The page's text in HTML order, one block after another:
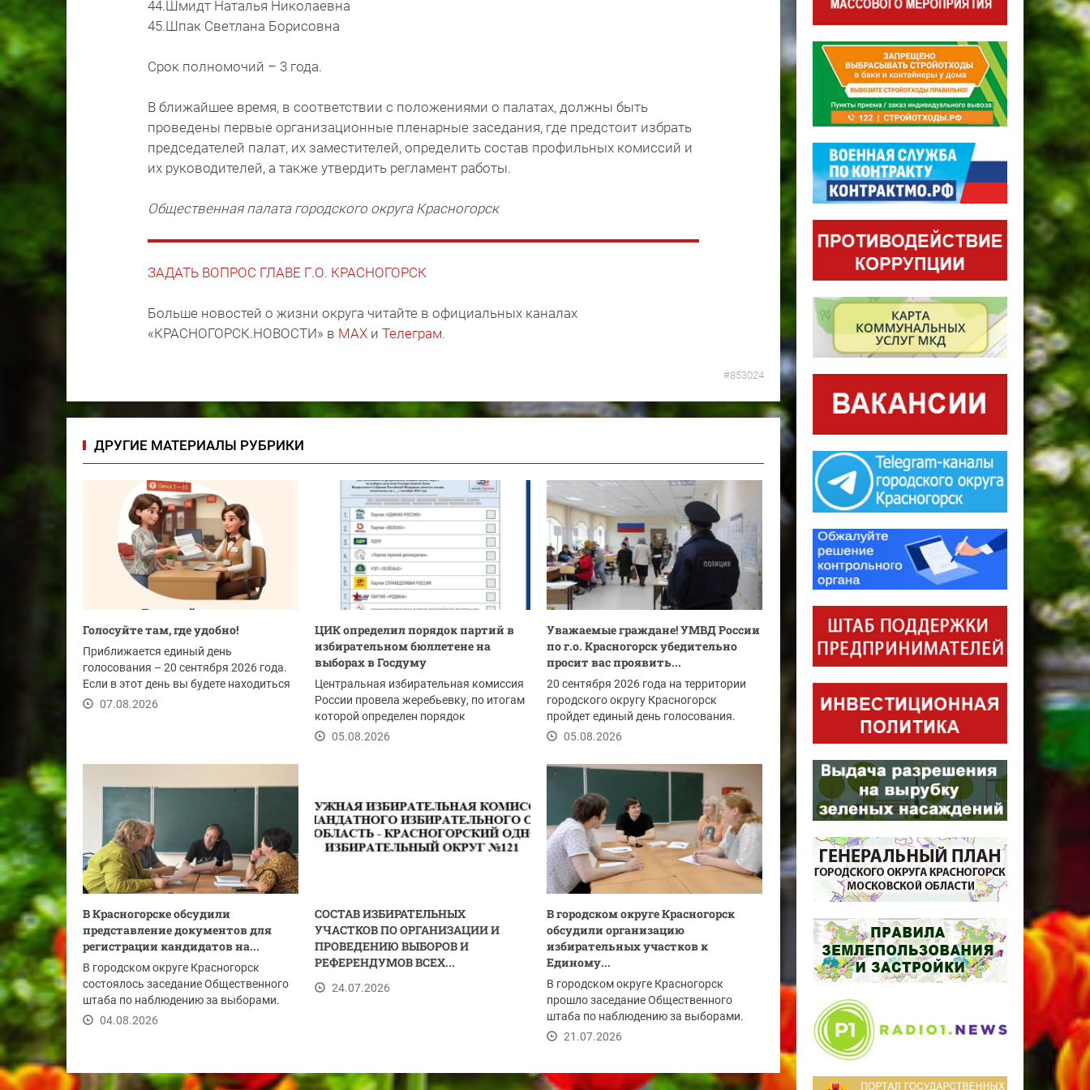
44.Шмидт Наталья Николаевна
45.Шпак Светлана Борисовна
Срок полномочий – 3 года.
В ближайшее время, в соответствии с положениями о палатах, должны быть
проведены первые организационные пленарные заседания, где предстоит избрать
председателей палат, их заместителей, определить состав профильных комиссий и
их руководителей, а также утвердить регламент работы.
Общественная палата городского округа Красногорск
ЗАДАТЬ ВОПРОС ГЛАВЕ Г.О. КРАСНОГОРСК
Больше новостей о жизни округа читайте в официальных каналах
«КРАСНОГОРСК.НОВОСТИ» в MAX и Телеграм.
#853024
ДРУГИЕ МАТЕРИАЛЫ РУБРИКИ
Голосуйте там, где удобно!
Приближается единый день
голосования – 20 сентября 2026 года.
Если в этот день вы будете находиться
не по месту...
07.08.2026
ЦИК определил порядок партий в
избирательном бюллетене на
выборах в Госдуму
Центральная избирательная комиссия
России провела жеребьевку, по итогам
которой определен порядок
размещения...
05.08.2026
Уважаемые граждане! ​УМВД России
по г.о. Красногорск убедительно
просит вас проявить...
20 сентября 2026 года на территории
городского округу Красногорск
пройдет единый день голосования.
05.08.2026
В Красногорске обсудили
представление документов для
регистрации кандидатов на...
В городском округе Красногорск
состоялось заседание Общественного
штаба по наблюдению за выборами.
Участники...
04.08.2026
СОСТАВ ИЗБИРАТЕЛЬНЫХ
УЧАСТКОВ ПО ОРГАНИЗАЦИИ И
ПРОВЕДЕНИЮ ВЫБОРОВ И
РЕФЕРЕНДУМОВ ВСЕХ...
24.07.2026
В городском округе Красногорск
обсудили организацию
избирательных участков к
Единому...
В городском округе Красногорск
прошло заседание Общественного
штаба по наблюдению за выборами.
Одной из тем встречи...
21.07.2026